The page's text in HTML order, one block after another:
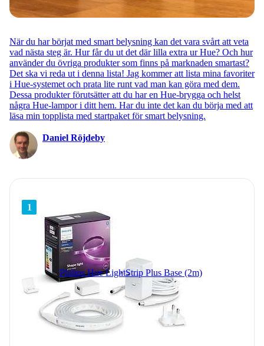
När du har börjat med smart belysning kan det vara svårt att veta
vad nästa steg är. Hur får du ut det där lilla extra ur Hue? Och hur
använder du övriga produkter som finns på marknaden smartast?
Det ska vi reda ut i denna lista! Jag kommer att lista mina favoriter
i Hue-systemet och prata lite runt vad man kan göra med dem.
Dessa produkter förutsätter att du har en Hue-brygga och helst
några Hue-lampor i ditt hem. Har du inte det kan du börja med att
läsa min topplista med startpaket för smart belysning.
Daniel Röjdeby
1
Philips Hue LightStrip Plus Base (2m)